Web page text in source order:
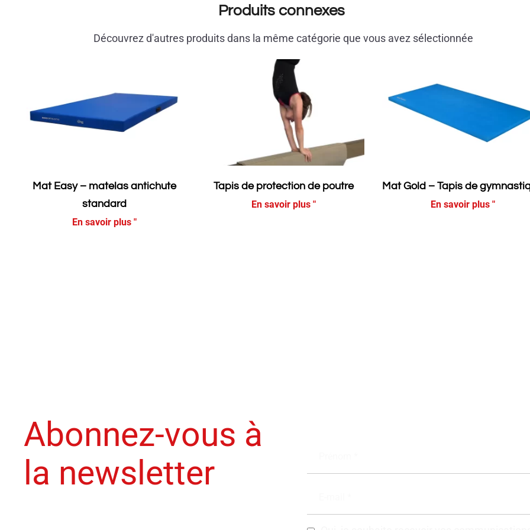
Produits connexes
Découvrez d'autres produits dans la même catégorie que vous avez sélectionnée
Mat Easy – matelas antichute
standard
En savoir plus "
Tapis de protection de poutre
En savoir plus "
Mat Gold – Tapis de
En savoir plus "
Abonnez-vous à
la newsletter